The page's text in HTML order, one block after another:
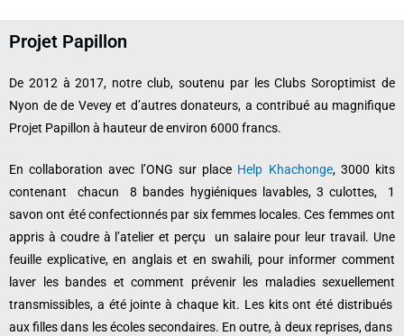
Projet Papillon
De 2012 à 2017, notre club, soutenu par les Clubs Soroptimist de
Nyon de de Vevey et d’autres donateurs, a contribué au magnifique
Projet Papillon à hauteur de environ 6000 francs.
En collaboration avec l’ONG sur place Help Khachonge, 3000 kits
contenant chacun 8 bandes hygiéniques lavables, 3 culottes, 1
savon ont été confectionnés par six femmes locales.Ces femmes ont
appris à coudre à l’atelier et perçu un salaire pour leur travail. Une
feuille explicative, en anglais et en swahili, pour informer comment
laver les bandes et comment prévenir les maladies sexuellement
transmissibles, a été jointe à chaque kit. Les kits ont été distribués
aux filles dans les écoles secondaires. En outre, à deux reprises, dans